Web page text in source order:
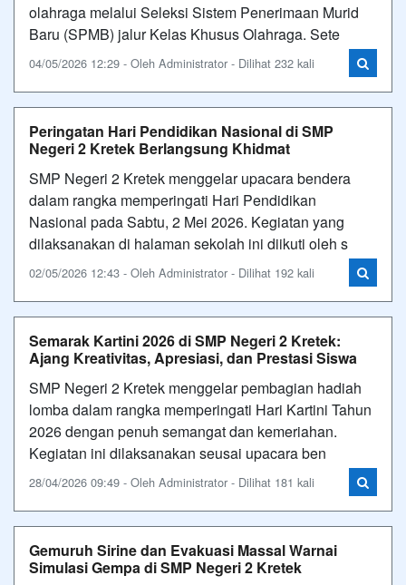
olahraga melalui Seleksi Sistem Penerimaan Murid
Baru (SPMB) jalur Kelas Khusus Olahraga. Sete
04/05/2026 12:29 - Oleh Administrator - Dilihat 232 kali
Peringatan Hari Pendidikan Nasional di SMP
Negeri 2 Kretek Berlangsung Khidmat
SMP Negeri 2 Kretek menggelar upacara bendera
dalam rangka memperingati Hari Pendidikan
Nasional pada Sabtu, 2 Mei 2026. Kegiatan yang
dilaksanakan di halaman sekolah ini diikuti oleh s
02/05/2026 12:43 - Oleh Administrator - Dilihat 192 kali
Semarak Kartini 2026 di SMP Negeri 2 Kretek:
Ajang Kreativitas, Apresiasi, dan Prestasi Siswa
SMP Negeri 2 Kretek menggelar pembagian hadiah
lomba dalam rangka memperingati Hari Kartini Tahun
2026 dengan penuh semangat dan kemeriahan.
Kegiatan ini dilaksanakan seusai upacara ben
28/04/2026 09:49 - Oleh Administrator - Dilihat 181 kali
Gemuruh Sirine dan Evakuasi Massal Warnai
Simulasi Gempa di SMP Negeri 2 Kretek